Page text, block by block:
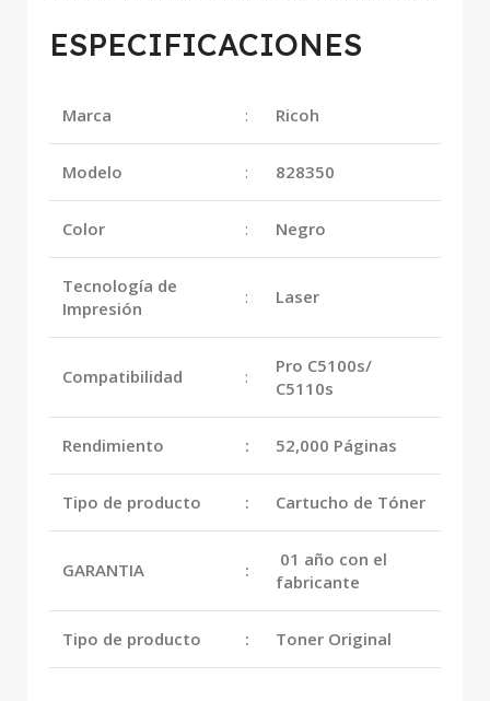
ESPECIFICACIONES
Marca : Ricoh
Modelo : 828350
Color : Negro
Tecnología de
Impresión
: Laser
Compatibilidad :
Pro C5100s/
C5110s
Rendimiento : 52,000 Páginas
Tipo de producto : Cartucho de Tóner
GARANTIA :
01 año con el
fabricante
Tipo de producto : Toner Original